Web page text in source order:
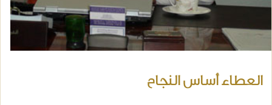
العطاء أساس النجاح